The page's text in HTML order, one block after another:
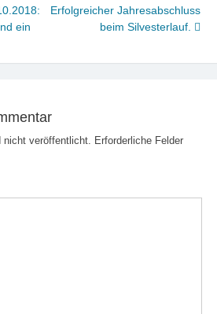
ein
Erfolgreicher Jahresabschluss
beim Silvesterlauf.
nicht veröffentlicht. Erforderliche Felder